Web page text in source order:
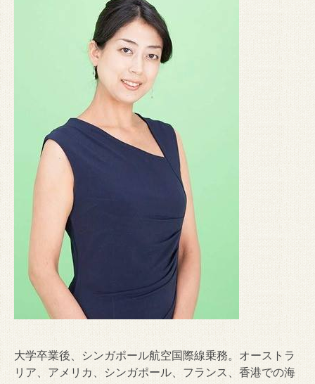
大学卒業後、シンガポール航空国際線乗務。オーストラ
リア、アメリカ、シンガポール、フランス、香港での海